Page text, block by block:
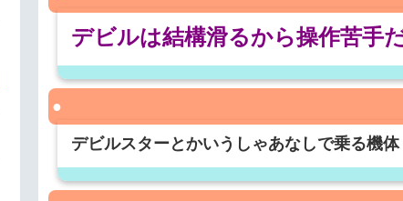
デビルは結構滑るから操作苦手
デビルスターとかいうしゃあなしで乗る機体